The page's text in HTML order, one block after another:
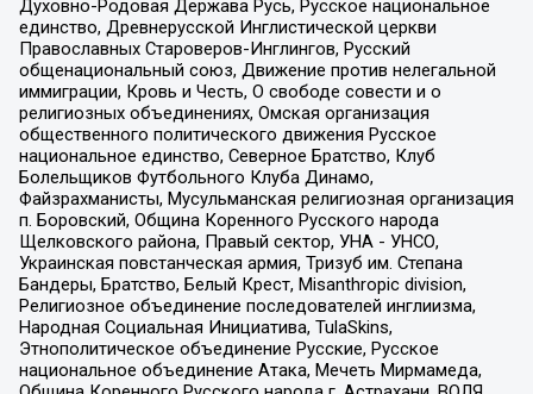
Духовно-Родовая Держава Русь, Русское национальное
единство, Древнерусской Инглистической церкви
Православных Староверов-Инглингов, Русский
общенациональный союз, Движение против нелегальной
иммиграции, Кровь и Честь, О свободе совести и о
религиозных объединениях, Омская организация
общественного политического движения Русское
национальное единство, Северное Братство, Клуб
Болельщиков Футбольного Клуба Динамо,
Файзрахманисты, Мусульманская религиозная организация
п. Боровский, Община Коренного Русского народа
Щелковского района, Правый сектор, УНА - УНСО,
Украинская повстанческая армия, Тризуб им. Степана
Бандеры, Братство, Белый Крест, Misanthropic division,
Религиозное объединение последователей инглиизма,
Народная Социальная Инициатива, TulaSkins,
Этнополитическое объединение Русские, Русское
национальное объединение Атака, Мечеть Мирмамеда,